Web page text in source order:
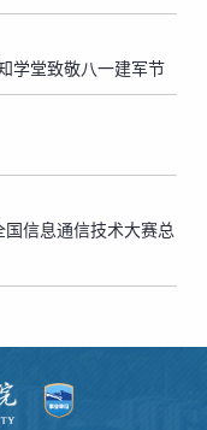
学堂致敬八一建军节
国信息通信技术大赛总